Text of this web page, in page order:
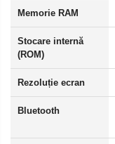
Memorie RAM
Stocare internă
(ROM)
Rezoluție ecran
Bluetooth